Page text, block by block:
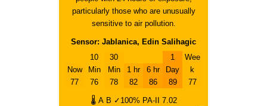
particularly those who are unusually
sensitive to air pollution.
Sensor: Jablanica, Edin Salihagic
Now
77
10
Min
76
30
Min
78
1 hr
82
6 hr
86
1
Day
89
Wee
k
77
🌡 A B ✓100% PA-II
7.02